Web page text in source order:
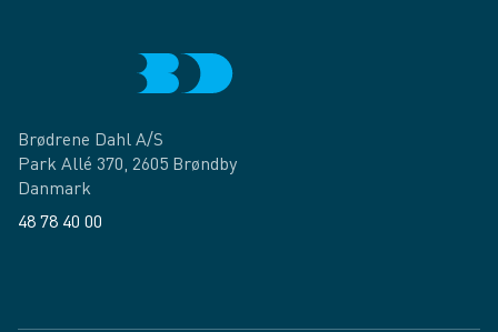
Brødrene Dahl A/S
Park Allé 370, 2605 Brøndby
Danmark
48 78 40 00